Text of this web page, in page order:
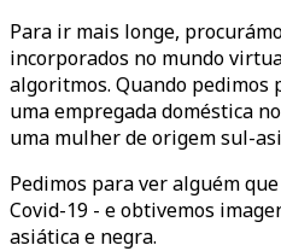
Para ir mais longe,
incorporados no mundo
algoritmos. Quando pedimos
uma empregada doméstica
uma mulher de origem sul-
Pedimos para ver alguém
Covid-19 - e obtivemos
asiática e negra.